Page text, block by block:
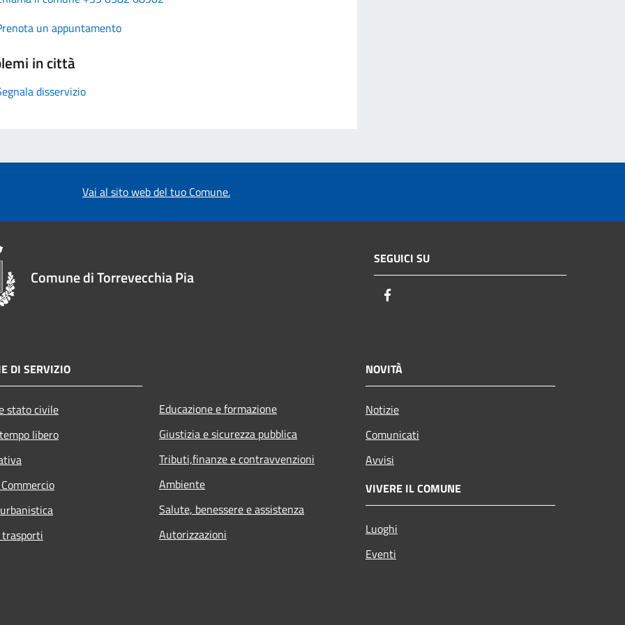
un appuntamento
in città
disservizio
Vai al sito web del tuo Comune.
Comune di Torrevecchia Pia
SEGUICI SU
DI SERVIZIO
stato civile
libero
Educazione e formazione
Giustizia e sicurezza pubblica
Tributi,finanze e contravvenzioni
Ambiente
Salute, benessere e assistenza
Autorizzazioni
NOVITÀ
Notizie
Comunicati
Avvisi
VIVERE IL COMUNE
Luoghi
Eventi